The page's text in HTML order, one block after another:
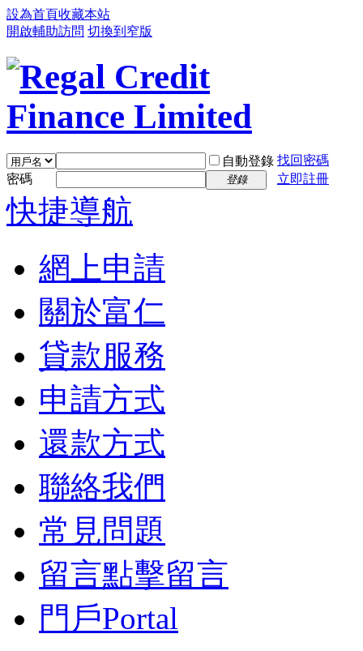
設為首頁收藏本站
開啟輔助訪問 切換到窄版
自動登錄 找回密碼
密碼
登錄 立即註冊
快捷導航
網上申請
關於富仁
貸款服務
申請方式
還款方式
聯絡我們
常見問題
留言點擊留言
門戶Portal